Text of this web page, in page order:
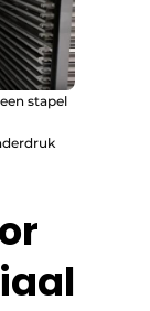
stapel